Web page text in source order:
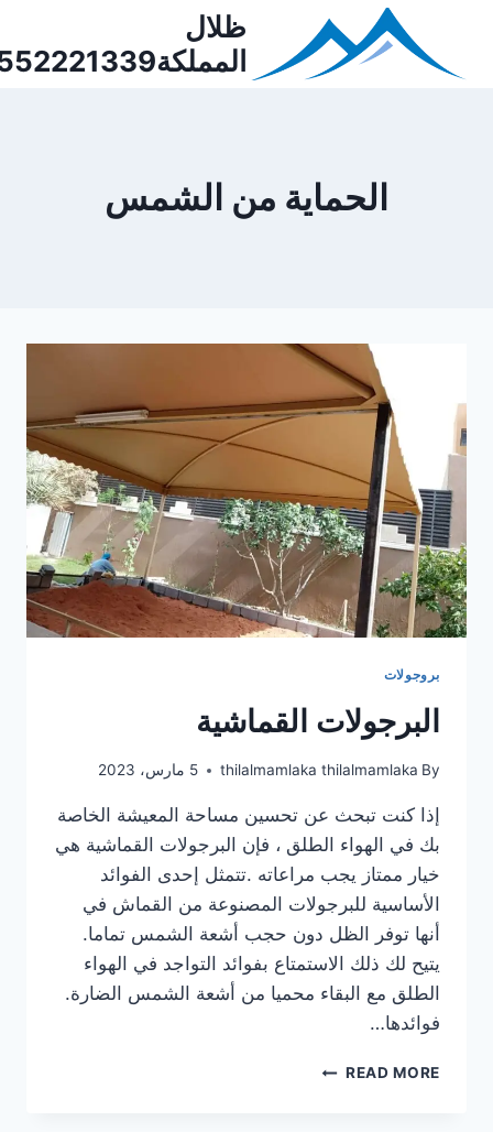
content
ظلال
المملكة0552221339
الحماية من الشمس
بروجولات
البرجولات القماشية
By
thilalmamlaka thilalmamlaka 5 مارس، 2023
إذا كنت تبحث عن تحسين مساحة المعيشة الخاصة
بك في الهواء الطلق ، فإن البرجولات القماشية هي
خيار ممتاز يجب مراعاته .تتمثل إحدى الفوائد
الأساسية للبرجولات المصنوعة من القماش في
أنها توفر الظل دون حجب أشعة الشمس تماما.
يتيح لك ذلك الاستمتاع بفوائد التواجد في الهواء
الطلق مع البقاء محميا من أشعة الشمس الضارة.
فوائدها…
READ MOREالبرجولات